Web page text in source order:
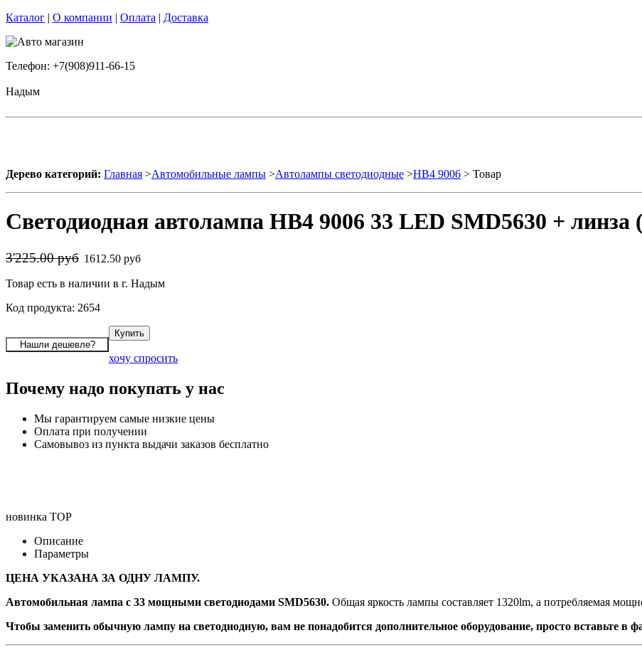
Каталог | О компании | Оплата | Доставка
Телефон: +7(908)911-66-15
Надым
Дерево категорий: Главная >Автомобильные лампы >Автолампы светодиодные >HB4 9006 > Товар
Светодиодная автолампа HB4 9006 33 LED SMD5630 + линза
3'225.00 руб 1612.50 руб
Товар есть в наличии в г. Надым
Код продукта: 2654
хочу спросить
Почему надо покупать у нас
Мы гарантируем самые низкие цены
Оплата при получении
Самовывоз из пункта выдачи заказов бесплатно
новинка TOP
Описание
Параметры
ЦЕНА УКАЗАНА ЗА ОДНУ ЛАМПУ.
Автомобильная лампа с 33 мощными светодиодами SMD5630. Общая яркость лампы составляет 1320lm, а потребляемая
Чтобы заменить обычную лампу на светодиодную, вам не понадобится дополнительное оборудование, просто вставьте в